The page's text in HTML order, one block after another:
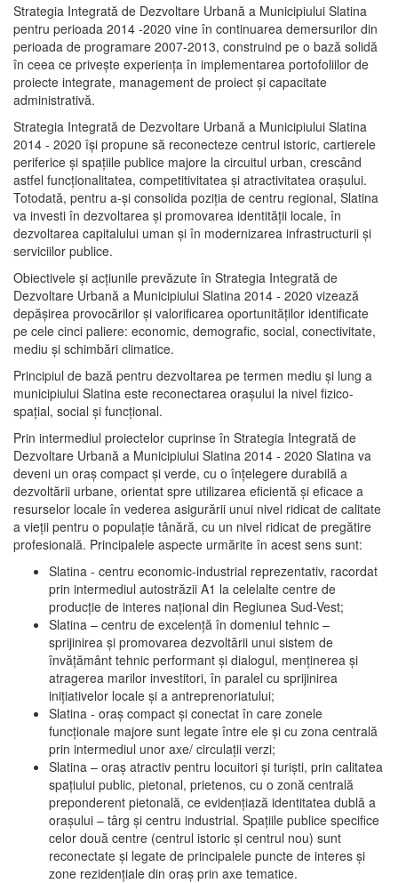
Strategia Integrată de Dezvoltare Urbană a Municipiului Slatina
pentru perioada 2014 -2020 vine în continuarea demersurilor din
perioada de programare 2007-2013, construind pe o bază solidă
în ceea ce priveşte experienţa în implementarea portofoliilor de
proiecte integrate, management de proiect și capacitate
administrativă.
Strategia Integrată de Dezvoltare Urbană a Municipiului Slatina
2014 - 2020 își propune să reconecteze centrul istoric, cartierele
periferice şi spaţiile publice majore la circuitul urban, crescând
astfel funcţionalitatea, competitivitatea şi atractivitatea oraşului.
Totodată, pentru a-şi consolida poziţia de centru regional, Slatina
va investi în dezvoltarea şi promovarea identităţii locale, în
dezvoltarea capitalului uman şi în modernizarea infrastructurii şi
serviciilor publice.
Obiectivele şi acţiunile prevăzute în Strategia Integrată de
Dezvoltare Urbană a Municipiului Slatina 2014 - 2020 vizează
depășirea provocărilor şi valorificarea oportunităţilor identificate
pe cele cinci paliere: economic, demografic, social, conectivitate,
mediu şi schimbări climatice.
Principiul de bază pentru dezvoltarea pe termen mediu şi lung a
municipiului Slatina este reconectarea oraşului la nivel fizico-
spaţial, social şi funcţional.
Prin intermediul proiectelor cuprinse în Strategia Integrată de
Dezvoltare Urbană a Municipiului Slatina 2014 - 2020 Slatina va
deveni un oraş compact şi verde, cu o înţelegere durabilă a
dezvoltării urbane, orientat spre utilizarea eficientă şi eficace a
resurselor locale în vederea asigurării unui nivel ridicat de calitate
a vieţii pentru o populaţie tânără, cu un nivel ridicat de pregătire
profesională. Principalele aspecte urmărite în acest sens sunt:
Slatina - centru economic-industrial reprezentativ, racordat
prin intermediul autostrăzii A1 la celelalte centre de
producţie de interes naţional din Regiunea Sud-Vest;
Slatina – centru de excelenţă în domeniul tehnic –
sprijinirea şi promovarea dezvoltării unui sistem de
învăţământ tehnic performant şi dialogul, menţinerea şi
atragerea marilor investitori, în paralel cu sprijinirea
iniţiativelor locale şi a antreprenoriatului;
Slatina - oraş compact şi conectat în care zonele
funcţionale majore sunt legate între ele şi cu zona centrală
prin intermediul unor axe/ circulații verzi;
Slatina – oraş atractiv pentru locuitori şi turişti, prin calitatea
spaţiului public, pietonal, prietenos, cu o zonă centrală
preponderent pietonală, ce evidenţiază identitatea dublă a
oraşului – târg şi centru industrial. Spaţiile publice specifice
celor două centre (centrul istoric şi centrul nou) sunt
reconectate şi legate de principalele puncte de interes şi
zone rezidenţiale din oraş prin axe tematice.